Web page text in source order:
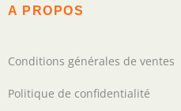
A PROPOS
Conditions générales de ventes
Politique de confidentialité